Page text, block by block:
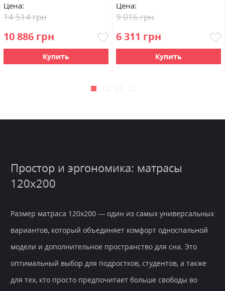
Цена:
10 886 грн
14 514 грн
Купить
Цена:
6 311 грн
9 016 грн
Купить
Простор и эргономика: матрасы
120х200
Размер матраса 120х200 — один из самых универсальных
вариантов, который объединяет комфорт односпальной
модели и дополнительное пространство для сна. Это
оптимальный выбор для подростков, студентов, а также
для тех, кто просто предпочитает больше свободы во